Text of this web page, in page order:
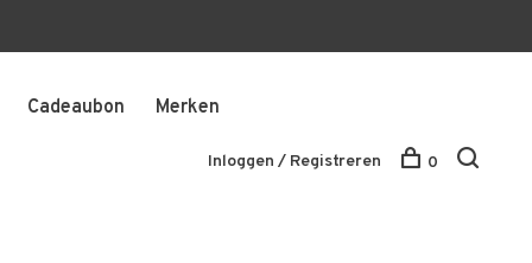
Cadeaubon Merken
Inloggen / Registreren 0